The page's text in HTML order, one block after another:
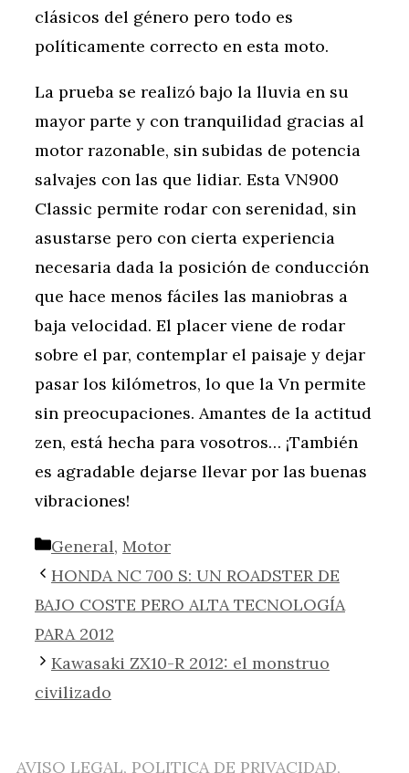
clásicos del género pero todo es
políticamente correcto en esta moto.
La prueba se realizó bajo la lluvia en su
mayor parte y con tranquilidad gracias al
motor razonable, sin subidas de potencia
salvajes con las que lidiar. Esta VN900
Classic permite rodar con serenidad, sin
asustarse pero con cierta experiencia
necesaria dada la posición de conducción
que hace menos fáciles las maniobras a
baja velocidad. El placer viene de rodar
sobre el par, contemplar el paisaje y dejar
pasar los kilómetros, lo que la Vn permite
sin preocupaciones. Amantes de la actitud
zen, está hecha para vosotros… ¡También
es agradable dejarse llevar por las buenas
vibraciones!
Categorías
General, Motor
HONDA NC 700 S: UN ROADSTER DE
BAJO COSTE PERO ALTA TECNOLOGÍA
PARA 2012
Kawasaki ZX10-R 2012: el monstruo
civilizado
AVISO LEGAL, POLITICA DE PRIVACIDAD,